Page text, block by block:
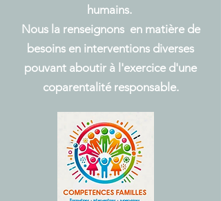
humains.
Nous la renseignons en matière de
besoins en interventions diverses
pouvant aboutir à l'exercice d'une
coparentalité responsable.